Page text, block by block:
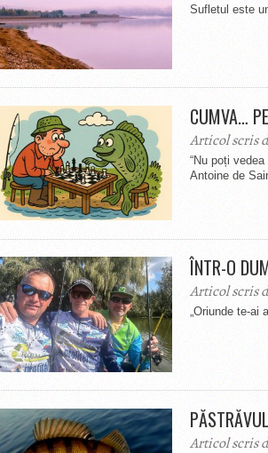
Sufletul este
CUMVA…
Articol scris
“Nu poți
Antoine de
ÎNTR-O
Articol scris
„Oriunde te-ai
Articol scris